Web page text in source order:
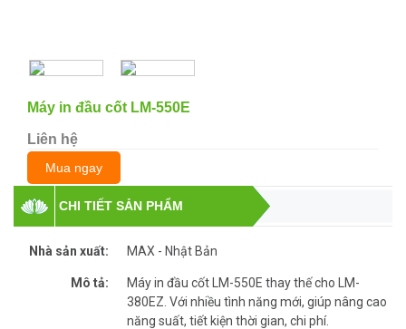
Máy in đầu cốt LM-550E
Liên hệ
Mua ngay
CHI TIẾT SẢN PHẨM
Nhà sản xuất: MAX - Nhật Bản
Mô tả:
Máy in đầu cốt LM-550E thay thế cho LM-
380EZ. Với nhiều tình năng mới, giúp nâng cao
năng suất, tiết kiện thời gian, chi phí.